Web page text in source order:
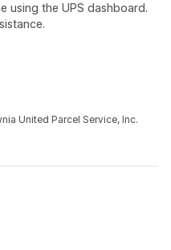
using the UPS dashboard.
United Parcel Service, Inc.